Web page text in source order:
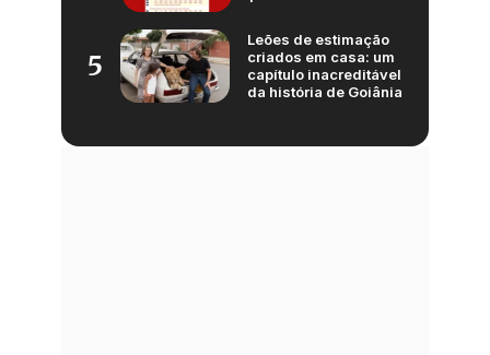
5
Leões de estimação
criados em casa: um
capítulo inacreditável
da história de Goiânia